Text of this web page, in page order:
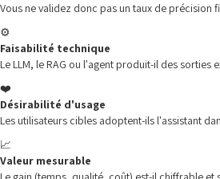
Vous ne validez donc pas un taux de précision
⚙️
Faisabilité technique
Le LLM, le RAG ou l'agent produit-il des
❤️
Désirabilité d'usage
Les utilisateurs cibles adoptent-ils l'assistant
📈
Valeur mesurable